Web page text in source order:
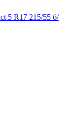
5 R17 215/55 б/